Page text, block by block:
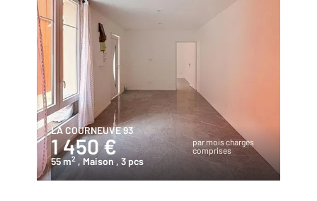
LA COURNEUVE 93
1 450 €
par mois charges
comprises
55 m2 , Maison, 3 pcs